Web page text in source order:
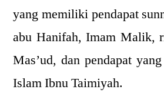
yang memiliki pendapat
abu Hanifah, Imam Malik,
Mas’ud, dan pendapat
Islam Ibnu Taimiyah.